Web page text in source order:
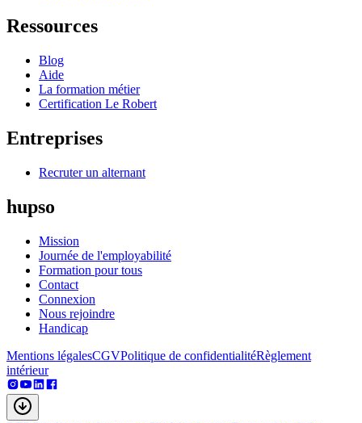
Ressources
Blog
Aide
La formation métier
Certification Le Robert
Entreprises
Recruter un alternant
hupso
Mission
Journée de l'employabilité
Formation pour tous
Contact
Connexion
Nous rejoindre
Handicap
Mentions légalesCGVPolitique de confidentialitéRèglement
intérieur